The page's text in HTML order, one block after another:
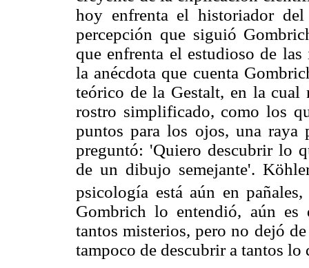
hoy enfrenta el historiador
percepción que siguió
que enfrenta el estudioso de las
la anécdota que cuenta
teórico de la Gestalt, en la
rostro simplificado, como los
puntos para los ojos, una
preguntó: 'Quiero descubrir lo
de un dibujo semejante'.
psicología está aún en
Gombrich lo entendió, aún es
tantos misterios, pero no dejó
tampoco de descubrir a tantos lo